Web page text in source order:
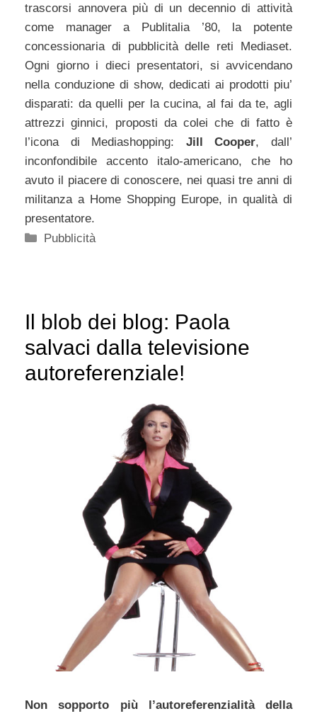
trascorsi annovera più di un decennio di attività
come manager a Publitalia ’80, la potente
concessionaria di pubblicità delle reti Mediaset.
Ogni giorno i dieci presentatori, si avvicendano
nella conduzione di show, dedicati ai prodotti piu’
disparati: da quelli per la cucina, al fai da te, agli
attrezzi ginnici, proposti da colei che di fatto è
l’icona di Mediashopping: Jill Cooper, dall’
inconfondibile accento italo-americano, che ho
avuto il piacere di conoscere, nei quasi tre anni di
militanza a Home Shopping Europe, in qualità di
presentatore.
Categorie
Pubblicità
Il blob dei blog: Paola
salvaci dalla televisione
autoreferenziale!
Non sopporto più l’autoreferenzialità della